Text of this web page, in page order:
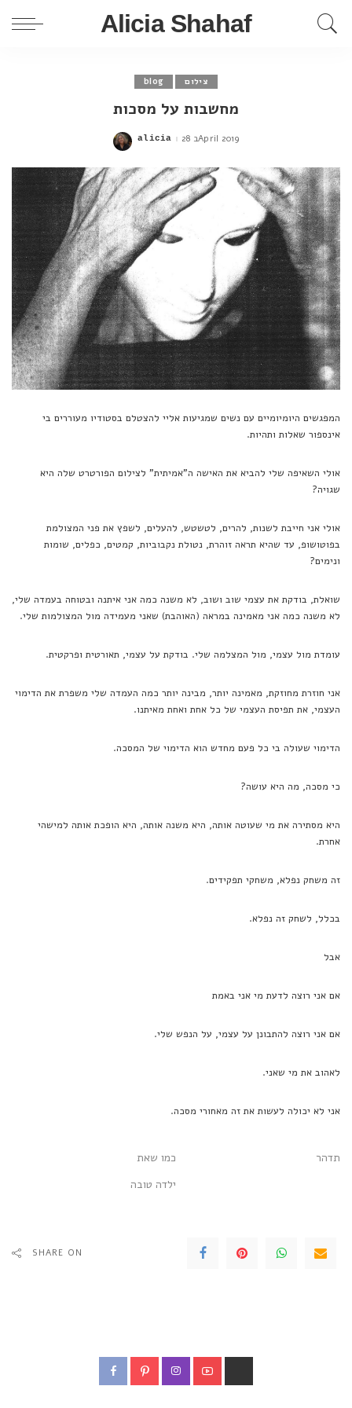
Alicia Shahaf
blog צילום
מחשבות על מסכות
Posted
alicia 28 בApril 2019
המפגשים היומיומיים עם נשים שמגיעות אליי להצטלם בסטודיו מעוררים בי
אינספור שאלות ותהיות.
אולי השאיפה שלי להביא את האישה ה”אמיתית” לצילום הפורטרט שלה היא
שגויה?
אולי אני חייבת לשנות, להרים, לטשטש, להעלים, לשפץ את פני המצולמת
בפוטושופ, עד שהיא תראה זוהרת, נטולת נקבוביות, קמטים, כפלים, שומות
ונימים?
שואלת, בודקת את עצמי שוב ושוב, לא משנה כמה אני איתנה ובטוחה בעמדה שלי,
לא משנה כמה אני מאמינה במראה (האוהבת) שאני מעמידה מול המצולמות שלי.
עומדת מול עצמי, מול המצלמה שלי. בודקת על עצמי, תאורטית ופרקטית.
אני חוזרת מחוזקת, מאמינה יותר, מבינה יותר כמה העמדה שלי משפרת את הדימוי
העצמי, את תפיסת העצמי של כל אחת ואחת מאיתנו.
הדימוי שעולה בי כל פעם מחדש הוא הדימוי של המסכה.
כי מסכה, מה היא עושה?
היא מסתירה את מי שעוטה אותה, היא משנה אותה, היא הופכת אותה למישהי
אחרת.
זה משחק נפלא, משחקי תפקידים.
בכלל, לשחק זה נפלא.
אבל
אם אני רוצה לדעת מי אני באמת
אם אני רוצה להתבונן על עצמי, על הנפש שלי.
לאהוב את מי שאני.
אני לא יכולה לעשות את זה מאחורי מסכה.
כמו שאת
תדהר
ילדה טובה
SHARE ON